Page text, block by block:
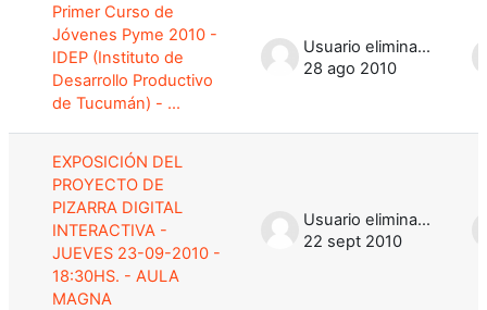
Primer Curso de
Jóvenes Pyme 2010 -
IDEP (Instituto de
Desarrollo Productivo
de Tucumán) - ...
Usuario eliminado
28 ago 2010
EXPOSICIÓN DEL
PROYECTO DE
PIZARRA DIGITAL
INTERACTIVA -
JUEVES 23-09-2010 -
18:30HS. - AULA
MAGNA
Usuario eliminado
22 sept 2010